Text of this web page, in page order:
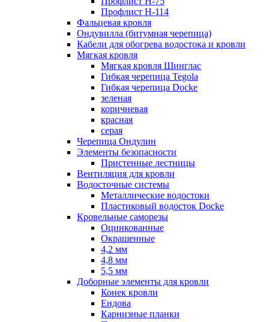
Профлист H-114
Фальцевая кровля
Ондувилла (битумная черепица)
Кабели для обогрева водостока и кровли
Мягкая кровля
Мягкая кровля Шинглас
Гибкая черепица Tegola
Гибкая черепица Docke
зеленая
коричневая
красная
серая
Черепица Ондулин
Элементы безопасности
Пристенные лестницы
Вентиляция для кровли
Водосточные системы
Металлические водостоки
Пластиковый водосток Docke
Кровельные саморезы
Оцинкованные
Окрашенные
4,2 мм
4,8 мм
5,5 мм
Доборные элементы для кровли
Конек кровли
Ендова
Карнизные планки